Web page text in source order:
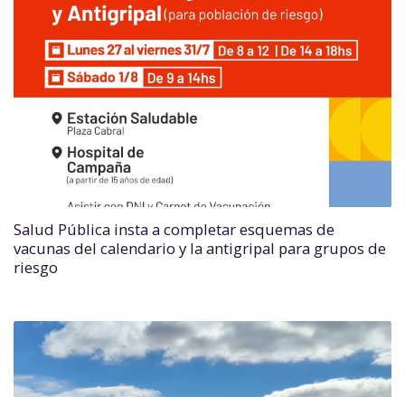
Salud Pública insta a completar esquemas de
vacunas del calendario y la antigripal para grupos de
riesgo